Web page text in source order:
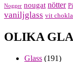
Nogger nougat nötter
vaniljglass vit
OLIKA
Glass (191)